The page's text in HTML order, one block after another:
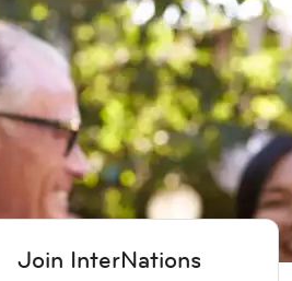
Join InterNations